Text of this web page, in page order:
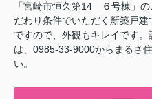
「宮崎市恒久第14 ６号棟」
だわり条件でいただく新築戸
ですので、外観もキレイです
は、0985-33-9000からまるさ
い。